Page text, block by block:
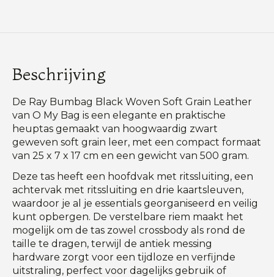
Beschrijving
De Ray Bumbag Black Woven Soft Grain Leather
van O My Bag is een elegante en praktische
heuptas gemaakt van hoogwaardig zwart
geweven soft grain leer, met een compact formaat
van 25 x 7 x 17 cm en een gewicht van 500 gram.
Deze tas heeft een hoofdvak met ritssluiting, een
achtervak met ritssluiting en drie kaartsleuven,
waardoor je al je essentials georganiseerd en veilig
kunt opbergen. De verstelbare riem maakt het
mogelijk om de tas zowel crossbody als rond de
taille te dragen, terwijl de antiek messing
hardware zorgt voor een tijdloze en verfijnde
uitstraling, perfect voor dagelijks gebruik of